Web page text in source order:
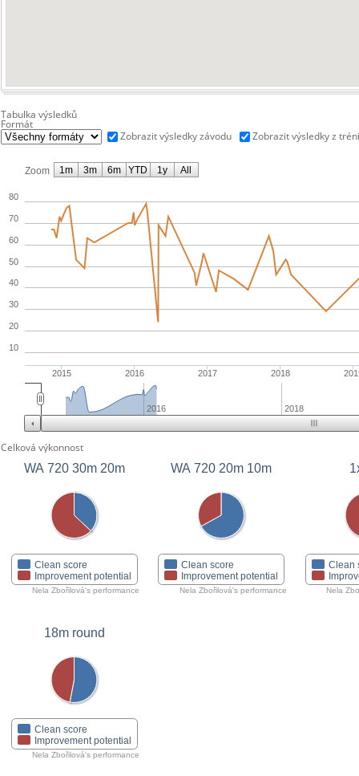
Tabulka výsledků
Formát
Zobrazit výsledky závodu
Zobrazit výsledky z
Zoom
2015 2016 2017 2018
10
20
30
40
50
60
70
80
2016 2018
1m 3m 6m YTD 1y All
Celková výkonnost
WA 720 30m 20m
Clean score
Improvement potential
Nela Zbořilová's performance
WA 720 20m 10m
Clean score
Improvement potential
Nela Zbořilová's performance
Clean
Nela
18m round
Clean score
Improvement potential
Nela Zbořilová's performance